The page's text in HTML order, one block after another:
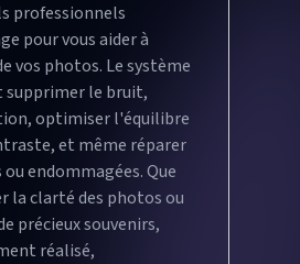
professionnels
pour vous aider à
vos photos. Le système
le bruit,
optimiser l'équilibre
et même réparer
endommagées. Que
la clarté des photos ou
précieux souvenirs,
réalisé,